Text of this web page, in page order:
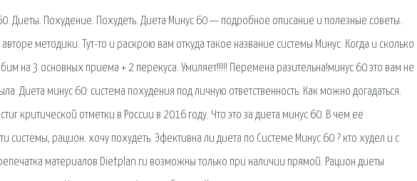
Диеты. Похудение. Похудеть. Диета Минус 60 — подробное описание и полезные советы.
методики. Тут-то и раскрою вам откуда такое название системы Минус. Когда и сколько
на 3 основных приема + 2 перекуса. Умиляет!!!!! Перемена разительна!минус 60 это вам не
Диета минус 60: система похудения под личную ответственность. Как можно догадаться.
критической отметки в России в 2016 году. Что это за диета минус 60. В чем ее
системы, рацион. хочу похудеть. Эфективна ли диета по Системе Минус 60 ? кто худел и с
материалов Dietplan.ru возможны только при наличии прямой. Рацион диеты